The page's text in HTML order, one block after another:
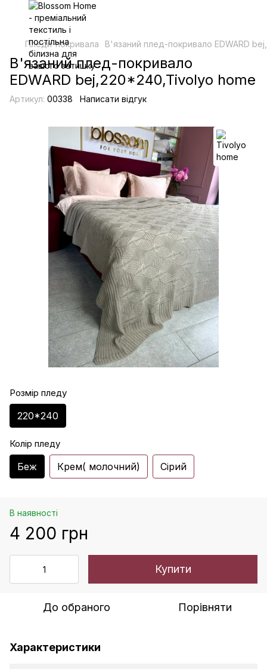
Пледи-покривала В'язаний плед-покривало EDWARD
В'язаний плед-покривало
EDWARD bej,220*240,Tivolyo home
Артикул: 00338 Написати відгук
Розмір пледу
220*240
Колір пледу
Беж Крем( молочний) Сірий
В наявності
4 200 грн
Купити
До обраного Порівняти
Характеристики